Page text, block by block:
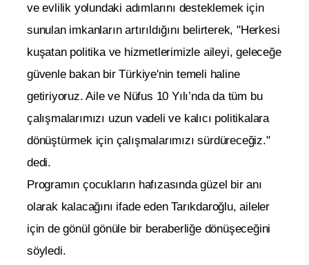
ve evlilik yolundaki adımlarını desteklemek için
sunulan imkanların artırıldığını belirterek, "Herkesi
kuşatan politika ve hizmetlerimizle aileyi, geleceğe
güvenle bakan bir Türkiye'nin temeli haline
getiriyoruz. Aile ve Nüfus 10 Yılı’nda da tüm bu
çalışmalarımızı uzun vadeli ve kalıcı politikalara
dönüştürmek için çalışmalarımızı sürdüreceğiz."
dedi.
Programın çocukların hafızasında güzel bir anı
olarak kalacağını ifade eden Tarıkdaroğlu, aileler
için de gönül gönüle bir beraberliğe dönüşeceğini
söyledi.